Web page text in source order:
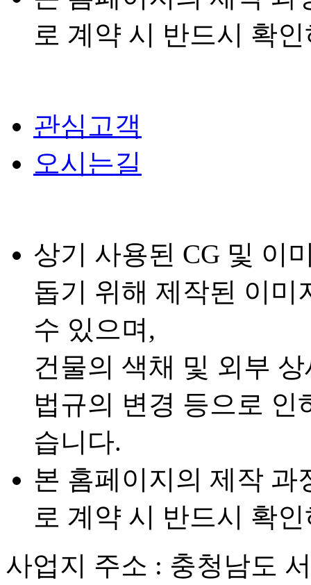
로 계약 시 반드시 확
관심고객
오시는길
상기 사용된 CG 및 이
돕기 위해 제작된 이미
수 있으며,
건물의 색채 및 외부
법규의 변경 등으로 인
습니다.
본 홈페이지의 제작 과
로 계약 시 반드시 확
사업지 주소 : 충청남도